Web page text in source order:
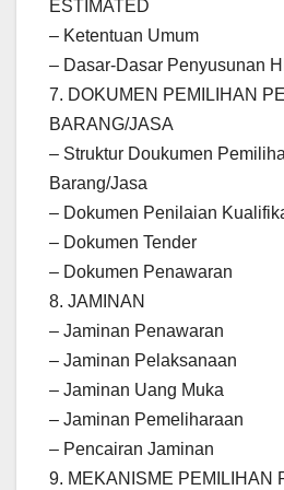
ESTIMATED
– Ketentuan Umum
– Dasar-Dasar Penyusunan
7. DOKUMEN PEMILIHAN
BARANG/JASA
– Struktur Doukumen
Barang/Jasa
– Dokumen Penilaian
– Dokumen Tender
– Dokumen Penawaran
8. JAMINAN
– Jaminan Penawaran
– Jaminan Pelaksanaan
– Jaminan Uang Muka
– Jaminan Pemeliharaan
– Pencairan Jaminan
9. MEKANISME PEMILIHAN